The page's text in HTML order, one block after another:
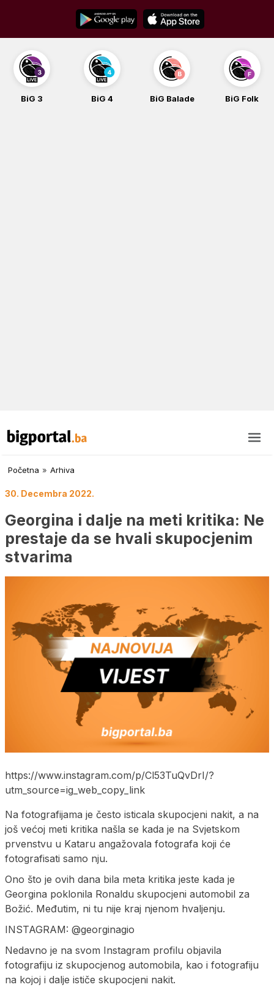
content
BiG 3 BiG 4 BiG Balade BiG Folk
Početna » Arhiva
30. Decembra 2022.
Georgina i dalje na meti kritika: Ne
prestaje da se hvali skupocjenim
stvarima
https://www.instagram.com/p/Cl53TuQvDrI/?
utm_source=ig_web_copy_link
Na fotografijama je često isticala skupocjeni nakit, a na
još većoj meti kritika našla se kada je na Svjetskom
prvenstvu u Kataru angažovala fotografa koji će
fotografisati samo nju.
Ono što je ovih dana bila meta kritika jeste kada je
Georgina poklonila Ronaldu skupocjeni automobil za
Božić. Međutim, ni tu nije kraj njenom hvaljenju.
INSTAGRAM: @georginagio
Nedavno je na svom Instagram profilu objavila
fotografiju iz skupocjenog automobila, kao i fotografiju
na kojoj i dalje ističe skupocjeni nakit.